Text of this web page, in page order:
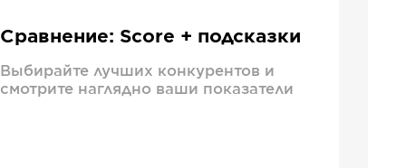
Сравнение: Score + подсказки
Выбирайте лучших конкурентов и
смотрите наглядно ваши показатели